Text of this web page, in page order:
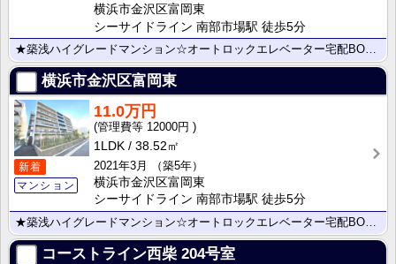
横浜市金沢区富岡東
シーサイドライン 南部市場駅 徒歩5分
★築浅ハイグレードマンション☆オートロックエレベーター宅配BOX★インターネット無料☆ペット相談☆シ･･･
横浜市金沢区富岡東
新着
マンション
11.0万円
12000円
1LDK
38.52㎡
2021年3月
（築5年）
横浜市金沢区富岡東
シーサイドライン 南部市場駅 徒歩5分
★築浅ハイグレードマンション☆オートロックエレベーター宅配BOX★インターネット無料☆ペット相談☆シ･･･
コーストライン西柴 204号室